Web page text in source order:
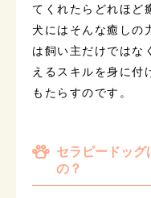
てくれたらどれほど
犬にはそんな癒しの
は飼い主だけではな
えるスキルを身に付
もたらすのです。
セラピードッ
の？